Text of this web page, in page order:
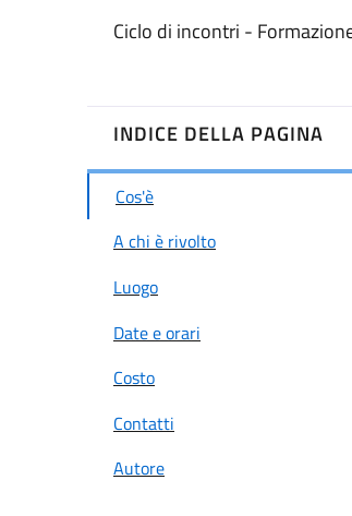
Ciclo di incontri -
INDICE DELLA PAGINA
Cos'è
A chi è rivolto
Luogo
Date e orari
Costo
Contatti
Autore